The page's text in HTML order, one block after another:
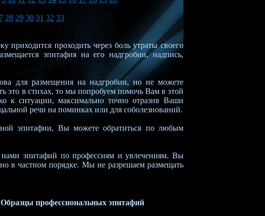
28 29 30 31 32 33
проходить через боль утраты своего
эпитафия на его надгробии, надпись,
для размещения на надгробии, но не можете
это в стихах, то мы попробуем помочь Вам в этой
к ситуации, максимально точно отразив Ваши
речи на поминках или для соболезнований.
эпитафии, Вы можете обратиться по любым
эпитафий по профессиям и увлечениям. Вы
в частном порядке. Мы не разрешаем размещать
Образцы профессиональных эпитафий